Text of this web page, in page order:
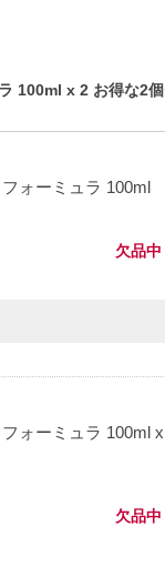
100ml x 2 お得な2
ォーミュラ 100ml
欠品中
ォーミュラ 100ml
欠品中